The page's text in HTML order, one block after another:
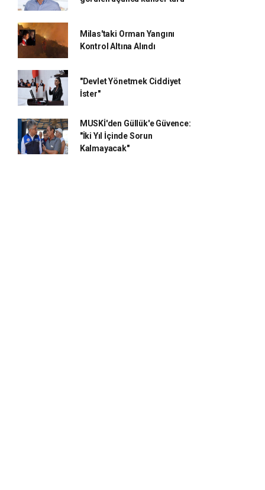
Milas'taki Orman Yangını
Kontrol Altına Alındı
"Devlet Yönetmek Ciddiyet
İster"
MUSKİ'den Güllük'e Güvence:
"İki Yıl İçinde Sorun
Kalmayacak"